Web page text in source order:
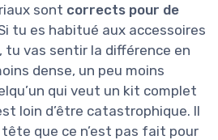
sont corrects pour de
tu es habitué aux accessoires
tu vas sentir la différence en
dense, un peu moins
qui veut un kit complet
loin d’être catastrophique. Il
que ce n’est pas fait pour